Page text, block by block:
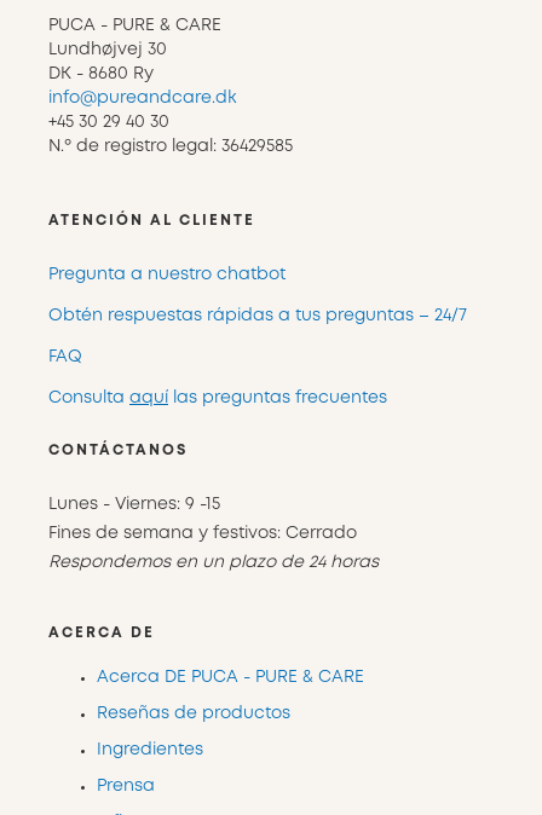
PUCA - PURE & CARE
Lundhøjvej 30
DK - 8680 Ry
info@pureandcare.dk
+45 30 29 40 30
N.º de registro legal: 36429585
ATENCIÓN AL CLIENTE
Pregunta a nuestro chatbot
Obtén respuestas rápidas a tus preguntas – 24/7
FAQ
Consulta aquí las preguntas frecuentes
CONTÁCTANOS
Lunes - Viernes: 9 -15
Fines de semana y festivos: Cerrado
Respondemos en un plazo de 24 horas
ACERCA DE
Acerca DE PUCA - PURE & CARE
Reseñas de productos
Ingredientes
Prensa